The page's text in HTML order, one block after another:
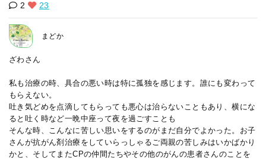
2 23
まどか
ざわさん
私も治療の時、具合の悪い時は特に孤独を感じます。誰にも変わって
もらえない。
吐き気どめを点滴してもらっても悪心は治らないこともあり、横にな
ると吐く時など一晩中座って夜を過ごすことも
そんな時、こんなに苦しい思いをするのがまだ自分でよかった。お子
さんが抗がん剤治療をしていらっしゃるご両親の苦しみはいかばかり
かと、そしてまたCPの仲間たちやその他のがんの患者さんのことを